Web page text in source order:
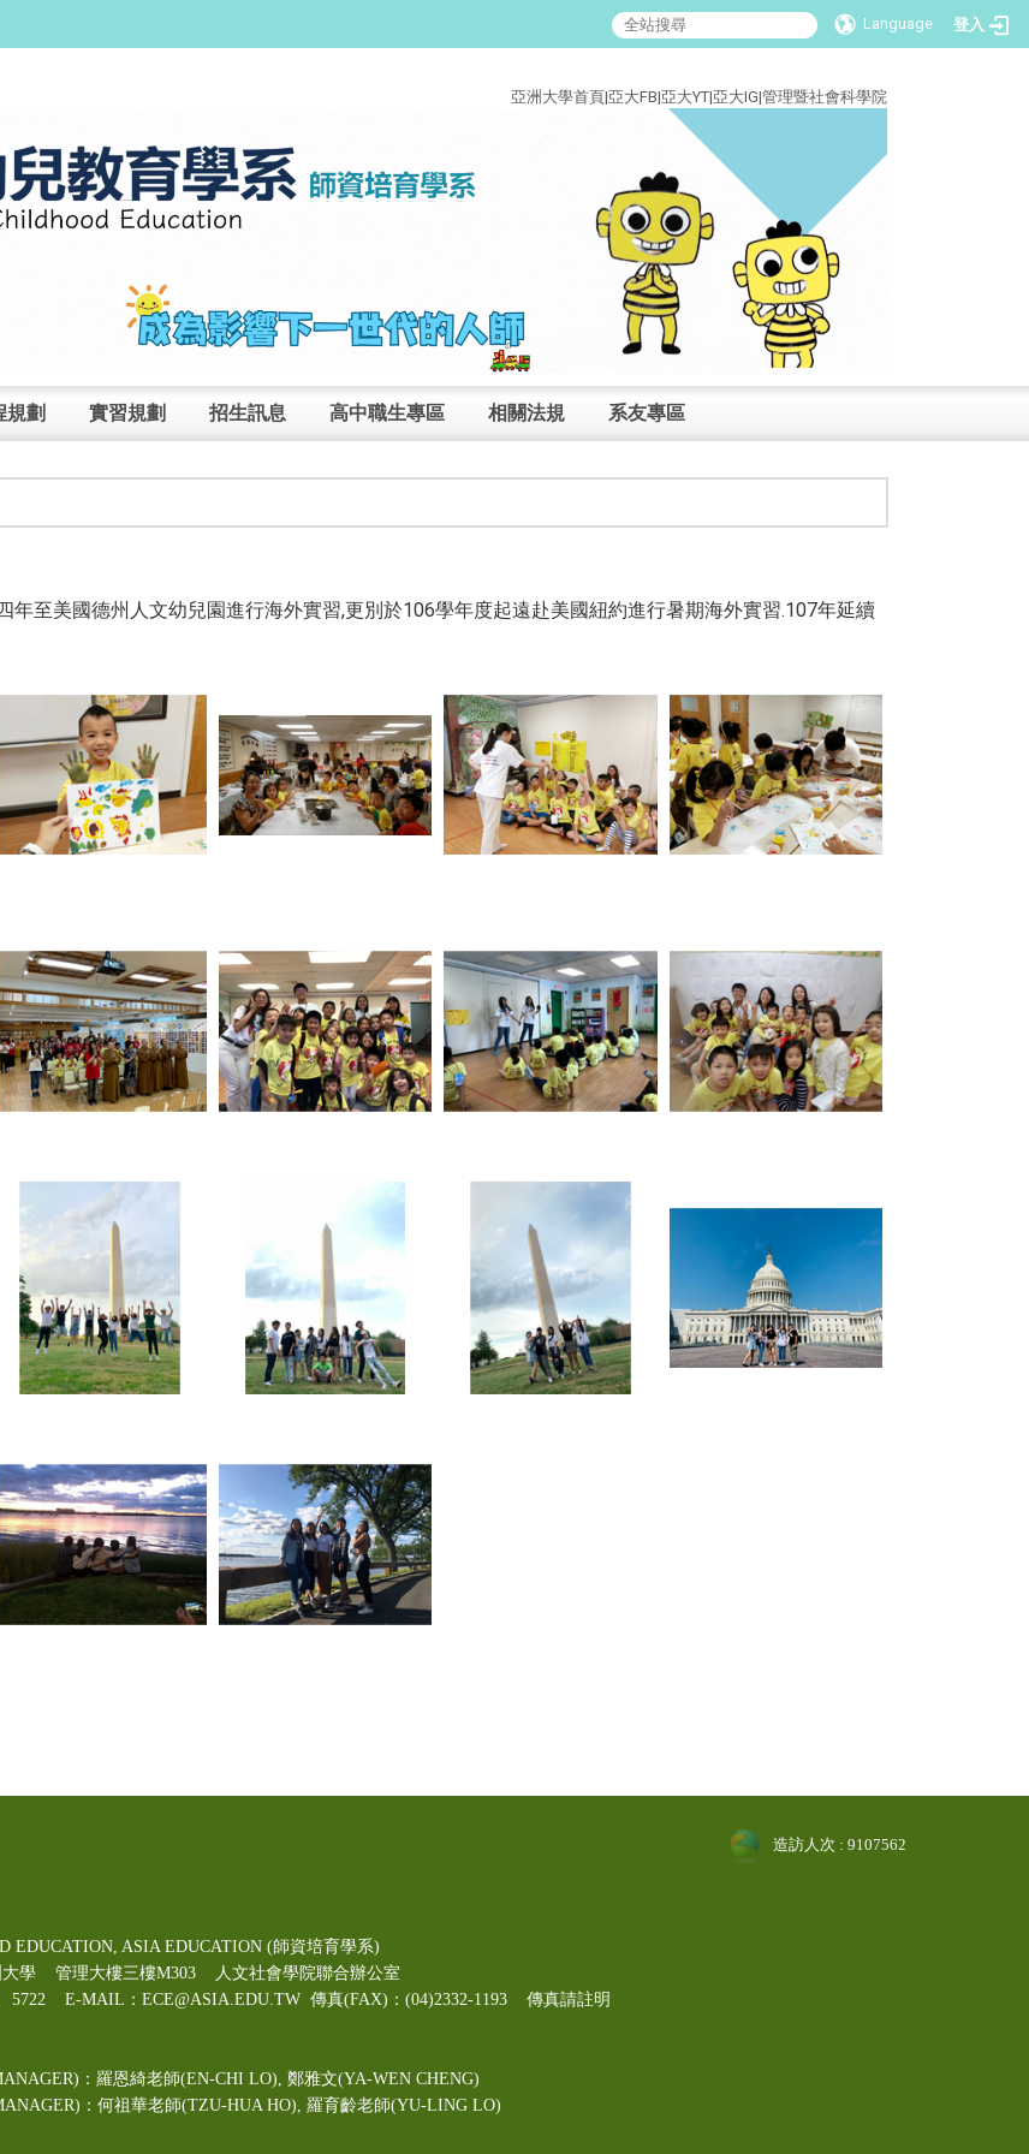
Language 登入
亞洲大學首頁|亞大FB|亞大YT|亞大IG|管理暨社會科學院
規劃 實習規劃 招生訊息 高中職生專區 相關法規 系友專區
至美國德州人文幼兒園進行海外實習,更別於106學年度起遠赴美國紐約進行暑期海外實習.107年延續
EDUCATION, ASIA EDUCATION (師資培育學系)
學 管理大樓三樓M303 人文社會學院聯合辦公室
5722 E-MAIL：ECE@ASIA.EDU.TW 傳真(FAX)：(04)2332-1193 傳真請註明
：羅恩綺老師(EN-CHI LO) , 鄭雅文(YA-WEN CHENG)
：何祖華老師(TZU-HUA HO), 羅育齡老師(YU-LING LO)
造訪人次 : 9107562